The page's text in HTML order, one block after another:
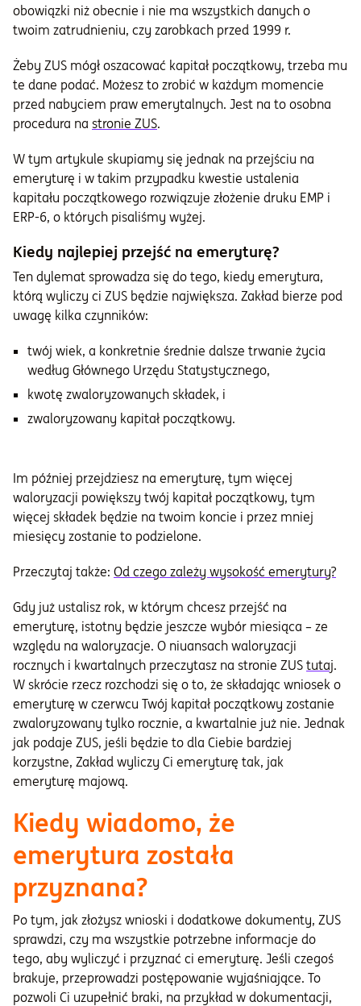
obowiązki niż obecnie i nie ma wszystkich danych o
twoim zatrudnieniu, czy zarobkach przed 1999 r.
Żeby ZUS mógł oszacować kapitał początkowy, trzeba mu
te dane podać. Możesz to zrobić w każdym momencie
przed nabyciem praw emerytalnych. Jest na to osobna
procedura na stronie ZUS.
W tym artykule skupiamy się jednak na przejściu na
emeryturę i w takim przypadku kwestie ustalenia
kapitału początkowego rozwiązuje złożenie druku EMP i
ERP-6, o których pisaliśmy wyżej.
Kiedy najlepiej przejść na emeryturę?
Ten dylemat sprowadza się do tego, kiedy emerytura,
którą wyliczy ci ZUS będzie największa. Zakład bierze pod
uwagę kilka czynników:
twój wiek, a konkretnie średnie dalsze trwanie życia
według Głównego Urzędu Statystycznego,
kwotę zwaloryzowanych składek, i
zwaloryzowany kapitał początkowy.
Im później przejdziesz na emeryturę, tym więcej
waloryzacji powiększy twój kapitał początkowy, tym
więcej składek będzie na twoim koncie i przez mniej
miesięcy zostanie to podzielone.
Przeczytaj także: Od czego zależy wysokość emerytury?
Gdy już ustalisz rok, w którym chcesz przejść na
emeryturę, istotny będzie jeszcze wybór miesiąca – ze
względu na waloryzacje. O niuansach waloryzacji
rocznych i kwartalnych przeczytasz na stronie ZUS tutaj.
W skrócie rzecz rozchodzi się o to, że składając wniosek o
emeryturę w czerwcu Twój kapitał początkowy zostanie
zwaloryzowany tylko rocznie, a kwartalnie już nie. Jednak
jak podaje ZUS, jeśli będzie to dla Ciebie bardziej
korzystne, Zakład wyliczy Ci emeryturę tak, jak
emeryturę majową.
Kiedy wiadomo, że
emerytura została
przyznana?
Po tym, jak złożysz wnioski i dodatkowe dokumenty, ZUS
sprawdzi, czy ma wszystkie potrzebne informacje do
tego, aby wyliczyć i przyznać ci emeryturę. Jeśli czegoś
brakuje, przeprowadzi postępowanie wyjaśniające. To
pozwoli Ci uzupełnić braki, na przykład w dokumentacji,